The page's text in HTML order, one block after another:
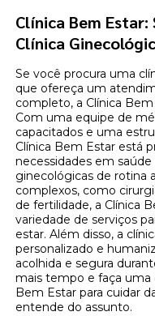
Clínica Bem
Clínica
Se você procura uma
que ofereça um
completo, a Clínica
Com uma equipe de
capacitados e uma
Clínica Bem Estar está
necessidades em
ginecológicas de rotina
complexos, como
de fertilidade, a Clínica
variedade de serviços
estar. Além disso, a
personalizado e
acolhida e segura
mais tempo e faça uma
Bem Estar para cuidar
entende do assunto.